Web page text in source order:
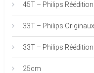
45T – Philips
33T – Philips Originaux
33T – Philips
25cm